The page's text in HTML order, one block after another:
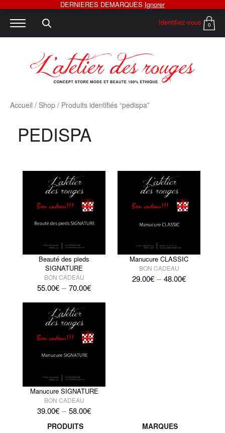
Identifiez-vous 0
Accueil / Shop / Produits identifiés “pedispa”
PEDISPA
Beauté des pieds
SIGNATURE
BON CADEAU
55.00€ –70.00€
Manucure CLASSIC
BON CADEAU
29.00€ –48.00€
Manucure SIGNATURE
BON CADEAU
39.00€ –58.00€
PRODUITS
MARQUES
DERNIERES DEMARQUES Ignorer